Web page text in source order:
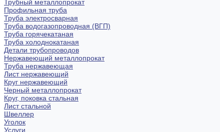
Трубный металлопрокат
Профильная труба
Труба электросварная
Труба водогазопроводная (ВГП)
Труба горячекатаная
Труба холоднокатаная
Детали трубопроводов
Нержавеющий металлопрокат
Труба нержавеющая
Лист нержавеющий
Круг нержавеющий
Черный металлопрокат
Круг, поковка стальная
Лист стальной
Швеллер
Уголок
Услуги